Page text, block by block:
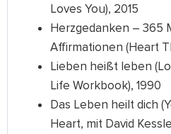
Loves You), 2015
Herzgedanken – 365
Affirmationen (Heart
Lieben heißt leben
Life Workbook), 1990
Das Leben heilt dich
Heart, mit David